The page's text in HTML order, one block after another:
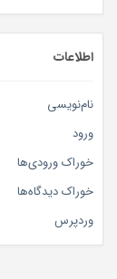
اطلاعات
نام‌نویسی
ورود
خوراک ورودی‌ها
خوراک دیدگاه‌ها
وردپرس